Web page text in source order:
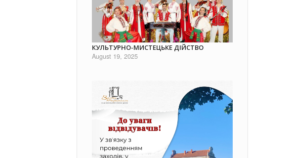
КУЛЬТУРНО-МИСТЕЦЬКЕ ДІЙСТВО
August 19, 2025